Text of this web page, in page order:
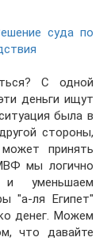
суда по
С одной
деньги ищут
была в
стороны,
принять
мы логично
и уменьшаем
"а-ля Египет"
денег. Можем
что давайте